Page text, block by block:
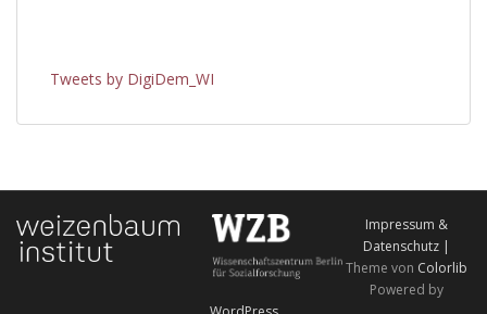
Tweets by DigiDem_WI
Impressum &
Datenschutz |
Theme von Colorlib
Powered by